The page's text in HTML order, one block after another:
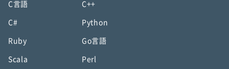
C言語 C++
C# Python
Ruby Go言語
Scala Perl